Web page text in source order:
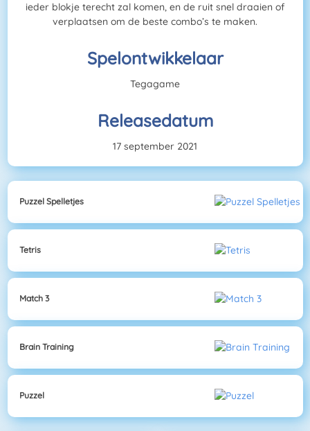
ieder blokje terecht zal komen, en de ruit snel draaien of
verplaatsen om de beste combo’s te maken.
Spelontwikkelaar
Tegagame
Releasedatum
17 september 2021
Puzzel Spelletjes
Tetris
Match 3
Brain Training
Puzzel